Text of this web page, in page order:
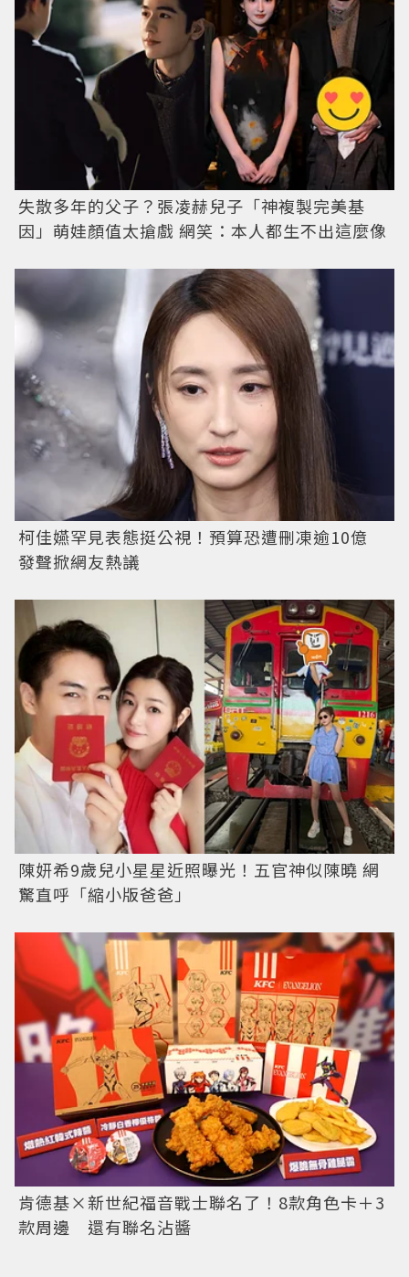
失散多年的父子？張凌赫兒子「神複製完美基
因」萌娃顏值太搶戲 網笑：本人都生不出這麼像
柯佳嬿罕見表態挺公視！預算恐遭刪凍逾10億
發聲掀網友熱議
陳妍希9歲兒小星星近照曝光！五官神似陳曉 網
驚直呼「縮小版爸爸」
肯德基×新世紀福音戰士聯名了！8款角色卡＋3
款周邊 還有聯名沾醬